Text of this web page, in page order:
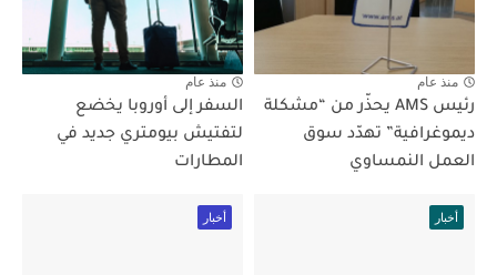
منذ عام
رئيس AMS يحذّر من “مشكلة
ديموغرافية” تهدّد سوق
العمل النمساوي
منذ عام
السفر إلى أوروبا يخضع
لتفتيش بيومتري جديد في
المطارات
أخبار أخبار